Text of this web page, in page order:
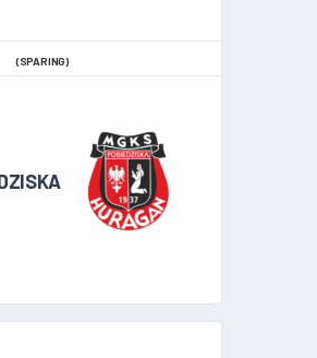
(SPARING)